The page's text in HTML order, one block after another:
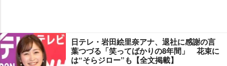
日テレ・岩田絵里奈アナ、退社に感謝の言
葉つづる「笑ってばかりの8年間」 花束に
は“そらジロー”も【全文掲載】